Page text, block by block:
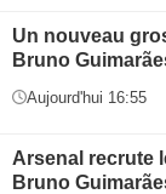
Un nouveau
Bruno
Aujourd'hui 16:55
Arsenal recrute
Bruno